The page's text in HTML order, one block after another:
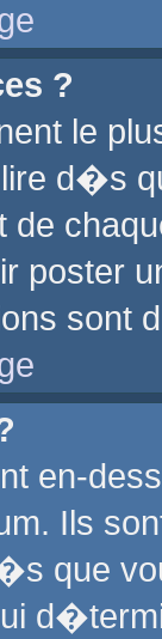
?
le
d�s
sont
en-
Ils
que